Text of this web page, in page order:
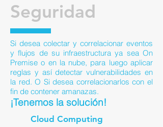
Seguridad
Si desea colectar y correlacionar eventos
y flujos de su infraestructura ya sea On
Premise o en la nube, para luego aplicar
reglas y así detectar vulnerabilidades en
la red. O Si desea correlacionarlos con el
fin de contener amanazas.
¡Tenemos la solución!
Cloud Computing